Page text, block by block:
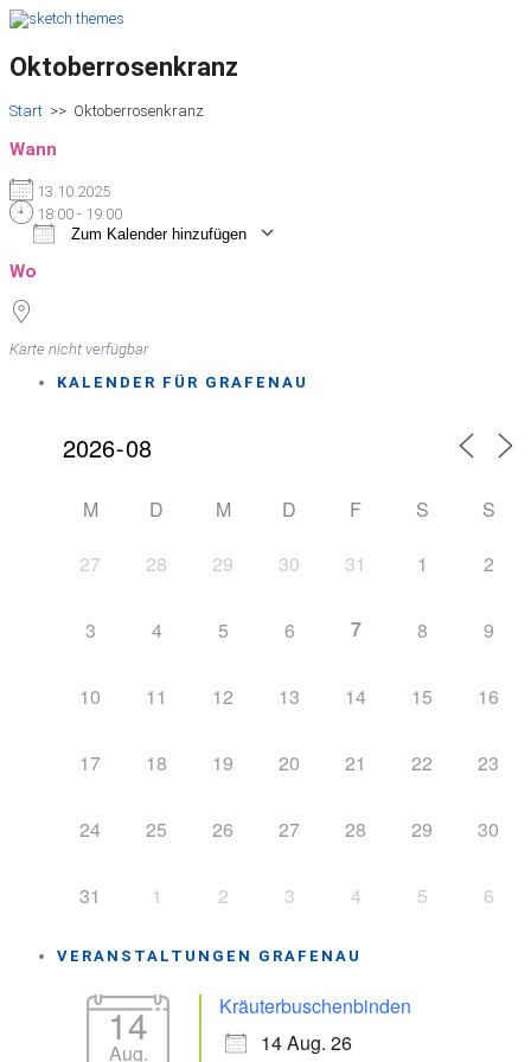
Oktoberrosenkranz
Start >> Oktoberrosenkranz
Wann
13.10.2025
18:00 - 19:00
Zum Kalender hinzufügen
Wo
Karte nicht verfügbar
KALENDER FÜR GRAFENAU
M D M D F S
S
27
28 29 30 31 1 2
3 4 5 6 7 8 9
10 11 12 13 14 15 16
17 18 19 20 21 22 23
24 25 26 27 28 29 30
31 1 2 3 4 5 6
VERANSTALTUNGEN GRAFENAU
14
Aug.
Kräuterbuschenbinden
14 Aug. 26